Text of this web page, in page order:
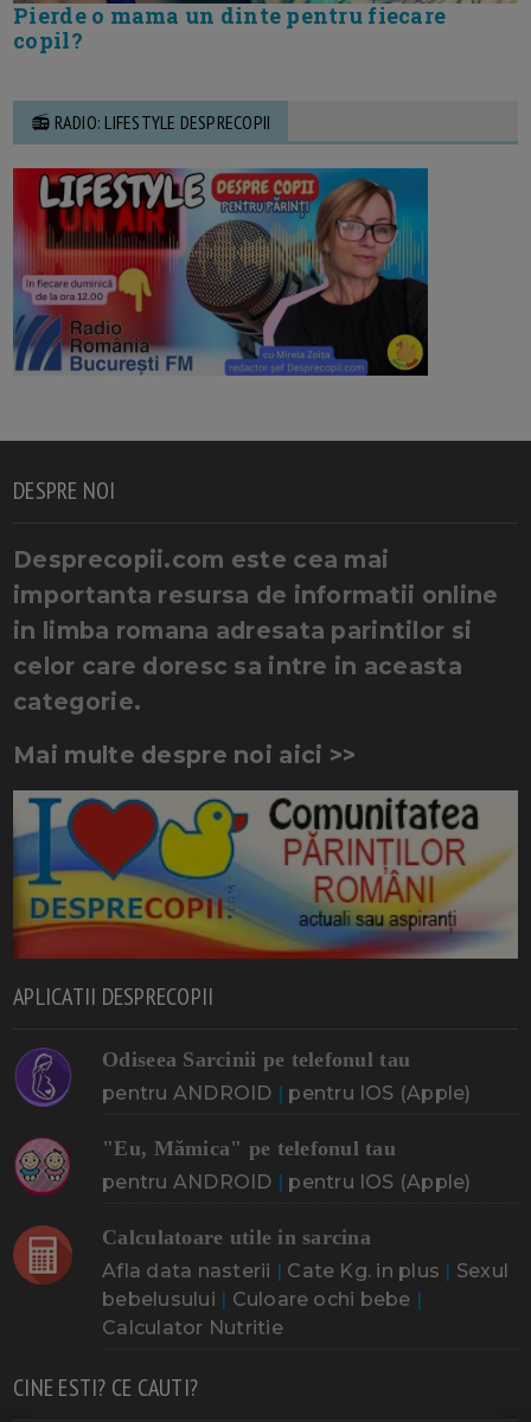
Pierde o mama un dinte pentru fiecare
copil?
📻 RADIO: LIFESTYLE DESPRECOPII
DESPRE NOI
Desprecopii.com este cea mai
importanta resursa de informatii online
in limba romana adresata parintilor si
celor care doresc sa intre in aceasta
categorie.
Mai multe despre noi aici >>
APLICATII DESPRECOPII
Odiseea Sarcinii pe telefonul tau
pentru ANDROID | pentru IOS (Apple)
"Eu, Mămica" pe telefonul tau
pentru ANDROID | pentru IOS (Apple)
Calculatoare utile in sarcina
Afla data nasterii | Cate Kg. in plus | Sexul
bebelusului | Culoare ochi bebe |
Calculator Nutritie
CINE ESTI? CE CAUTI?